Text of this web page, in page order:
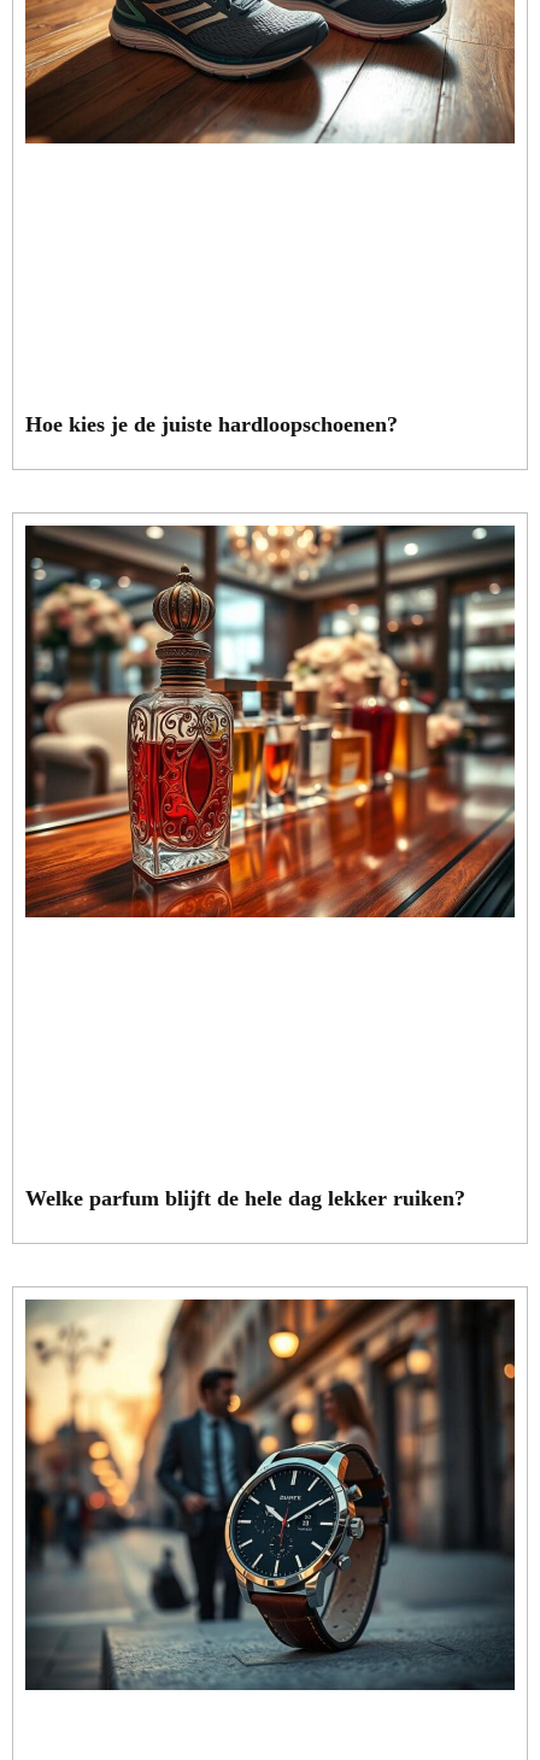
Hoe kies je de juiste hardloopschoenen?
Welke parfum blijft de hele dag lekker ruiken?